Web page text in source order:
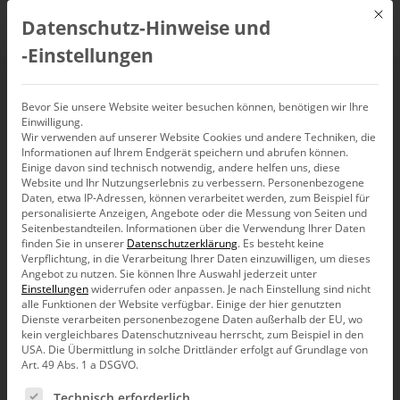
Visualisierung:
Ausreißer einfangen
Die schönsten Visualisierungen leiden, wenn einzelne
extrem große Werte vorliegen. Beispielsweise bei der
Portfolioanalyse drängen sich die übrigen Objekte in der
Ecke und ein schneller Überblick auch über die weniger
auffälligen Fälle aus der zweiten Reihe wird verhindert.
Wir beschreiben ein paar Ideen, den Einfluss der
Ausreißer auf die Darstellung zu begrenzen!
gegenüber, hier beispielsweise Umsatz und Materialkosten
Mit
Datenschutz-Hinweise und
‑Einstellungen
Bevor Sie unsere Website weiter besuchen können, benötigen wir Ihre
Einwilligung.
Wir verwenden auf unserer Website Cookies und andere Techniken, die
Informationen auf Ihrem Endgerät speichern und abrufen können.
Einige davon sind technisch notwendig, andere helfen uns, diese
Website und Ihr Nutzungserlebnis zu verbessern. Personenbezogene
Daten, etwa IP-Adressen, können verarbeitet werden, zum Beispiel für
personalisierte Anzeigen, Angebote oder die Messung von Seiten und
Seitenbestandteilen. Informationen über die Verwendung Ihrer Daten
finden Sie in unserer Datenschutzerklärung. Es besteht keine
Verpflichtung, in die Verarbeitung Ihrer Daten einzuwilligen, um dieses
Angebot zu nutzen.Sie können Ihre Auswahl jederzeit unter
Einstellungenwiderrufen oder anpassen. Je nach Einstellung sind nicht
alle Funktionen der Website verfügbar. Einige der hier genutzten
Dienste verarbeiten personenbezogene Daten außerhalb der EU, wo
kein vergleichbares Datenschutzniveau herrscht, zum Beispiel in den
USA. Die Übermittlung in solche Drittländer erfolgt auf Grundlage von
Art. 49 Abs. 1 a DSGVO.
Es folgt eine Liste der Service-Gruppen, für die eine